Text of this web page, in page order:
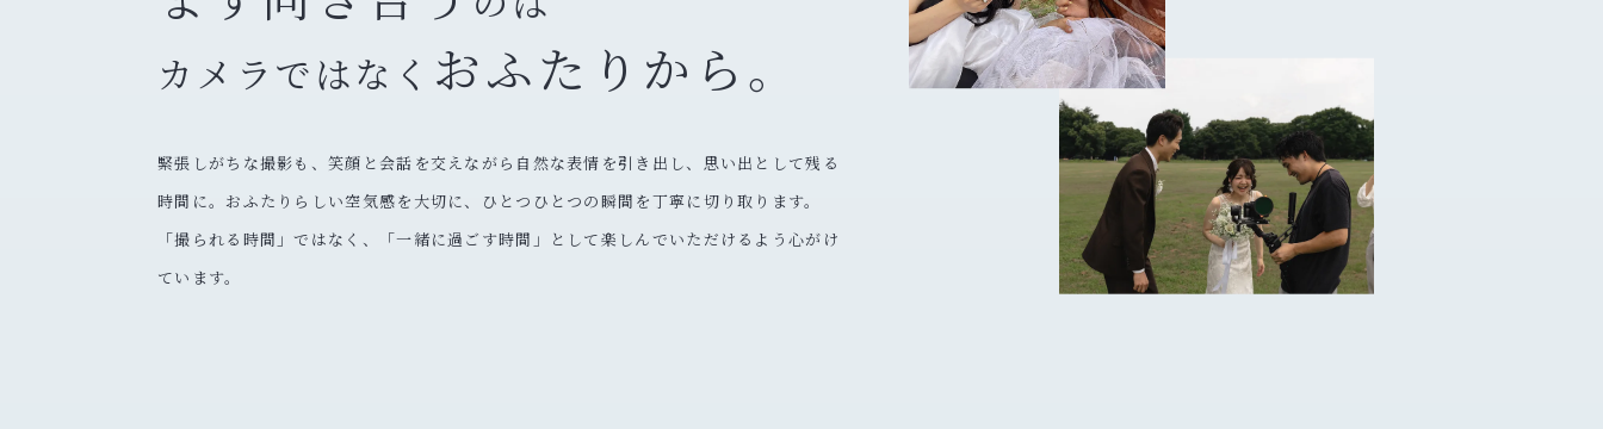
カメラではなく おふたりから。
緊張しがちな撮影も、笑顔と会話を交えながら自然な表情を引き出し、思い出として残る
時間に。おふたりらしい空気感を大切に、ひとつひとつの瞬間を丁寧に切り取ります。
「撮られる時間」ではなく、「一緒に過ごす時間」として楽しんでいただけるよう心がけ
ています。